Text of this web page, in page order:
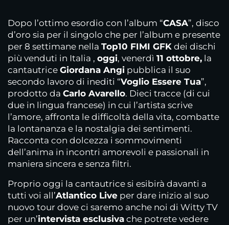
Dopo l’ottimo esordio con l’album “CASA”, disco
d’oro sia per il singolo che per l’album e presente
per 8 settimane nella Top10 FIMI GFK dei dischi
più venduti in Italia , oggi, venerdì 11 ottobre, la
cantautrice Giordana Angi pubblica il suo
secondo lavoro di inediti “Voglio Essere Tua”,
prodotto da Carlo Avarello. Dieci tracce (di cui
due in lingua francese) in cui l’artista scrive
l’amore, affronta le difficoltà della vita, combatte
la lontananza e la nostalgia dei sentimenti.
Racconta con dolcezza i sommovimenti
dell’anima in incontri amorevoli e passionali in
maniera sincera e senza filtri.
Proprio oggi la cantautrice si esibirà davanti a
tutti voi all’Atlantico Live per dare inizio al suo
nuovo tour dove ci saremo anche noi di Witty TV
per un’intervista esclusiva che potrete vedere